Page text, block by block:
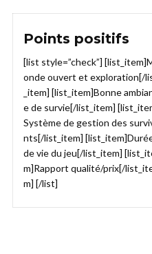
Points positifs
[list style=”check”]
onde ouvert et exploration[/
_item] [list_item]Bonne
e de survie[/list_item]
Système de gestion des
nts[/list_item]
de vie du jeu[/list_item]
m]Rapport qualité/prix[/
m] [/list]